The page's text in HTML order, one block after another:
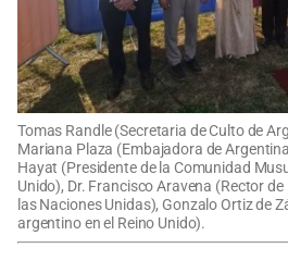
Tomas Randle (Secretaria de Culto de
Mariana Plaza (Embajadora de
Hayat (Presidente de la Comunidad
Unido), Dr. Francisco Aravena (Rector
las Naciones Unidas), Gonzalo Ortiz de
argentino en el Reino Unido).